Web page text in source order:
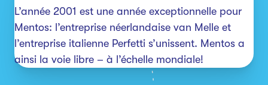
L’année 2001 est une année exceptionnelle pour
Mentos: l’entreprise néerlandaise van Melle et
l’entreprise italienne Perfetti s’unissent. Mentos a